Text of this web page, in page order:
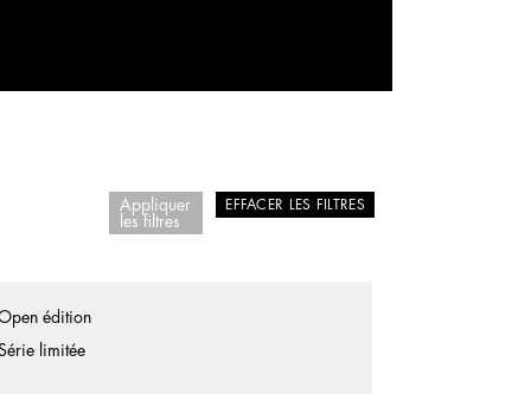
EFFACER LES FILTRES
édition
limitée
Appliquer
les filtres